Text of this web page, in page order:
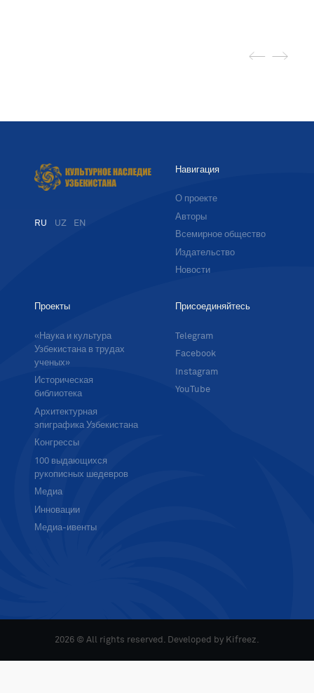
RU UZ EN
Навигация
О проекте
Авторы
Всемирное общество
Издательство
Новости
Проекты
«Наука и культура
Узбекистана в трудах
ученых»
Историческая
библиотека
Архитектурная
эпиграфика Узбекистана
Конгрессы
100 выдающихся
рукописных шедевров
Медиа
Инновации
Медиа-ивенты
Присоединяйтесь
Telegram
Facebook
Instagram
YouTube
2026 © All rights reserved. Developed by Kifreez.